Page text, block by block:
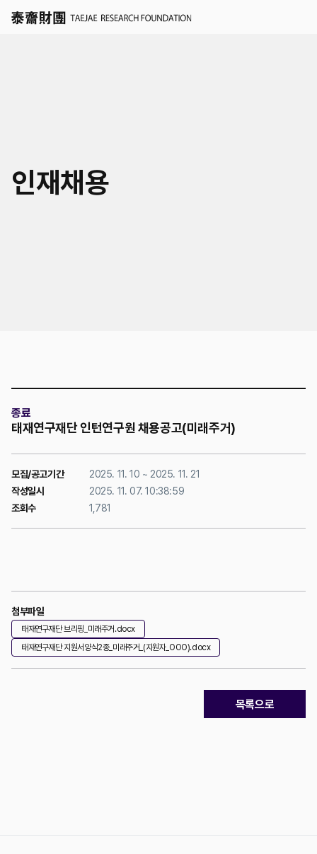
국가경영
학술연구지원 신청
인재채용
종료
태재연구재단 인턴연구원 채용공고(미래주거)
모집/공고기간
2025. 11. 10 ~ 2025. 11. 21
작성일시
2025. 11. 07. 10:38:59
조회수
1,781
첨부파일
태재연구재단 브리핑_미래주거.docx
태재연구재단 지원서양식2종_미래주거_(지원자_OOO).docx
목록으로